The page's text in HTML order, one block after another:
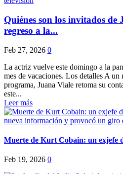
Quiénes son los invitados de
regreso a la...
Feb 27, 2026 0
La actriz vuelve este domingo a la
mes de vacaciones. Los detalles A un
programa, Juana Viale retoma su
este...
Leer más
Muerte de Kurt Cobain: un exjefe
Feb 19, 2026 0